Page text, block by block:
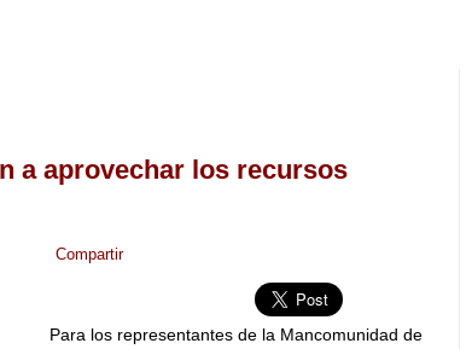
a aprovechar los recursos
Compartir
Para los representantes de la Mancomunidad de